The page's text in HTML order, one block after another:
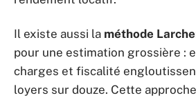
Il existe aussi la méthode
pour une estimation grossière :
charges et fiscalité
loyers sur douze. Cette